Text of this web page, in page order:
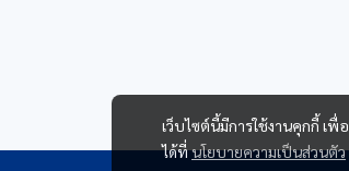
กล้องเว็บแคม
ภายในบ้าน
เว็บไซต์นี้มีการใช้งานคุกกี้ เ
ได้ที่นโยบายความเป็นส่วนตัว